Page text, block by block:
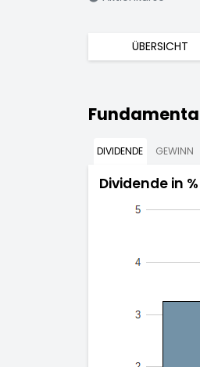
ÜBERSICHT
DIVIDENDE GEWINN
Dividende in %